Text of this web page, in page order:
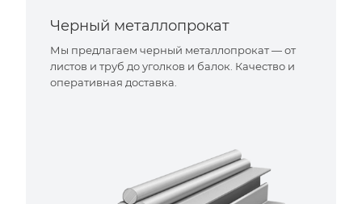
Черный металлопрокат
Мы предлагаем черный металлопрокат — от
листов и труб до уголков и балок. Качество и
оперативная доставка.